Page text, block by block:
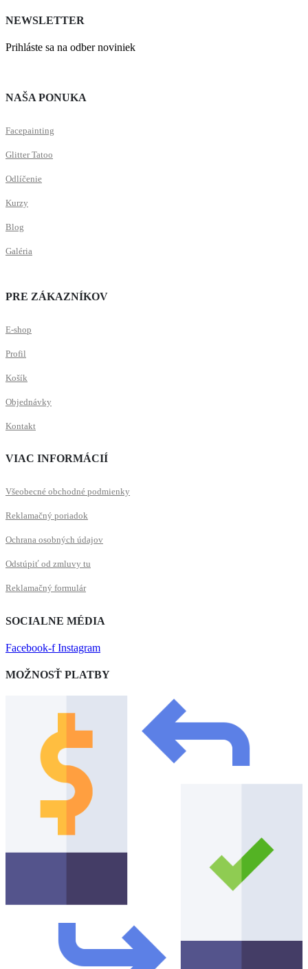
NEWSLETTER
Prihláste sa na odber noviniek
NAŠA PONUKA
Facepainting
Glitter Tatoo
Odlíčenie
Kurzy
Blog
Galéria
PRE ZÁKAZNÍKOV
E-shop
Profil
Košík
Objednávky
Kontakt
VIAC INFORMÁCIÍ
Všeobecné obchodné podmienky
Reklamačný poriadok
Ochrana osobných údajov
Odstúpiť od zmluvy tu
Reklamačný formulár
SOCIALNE MÉDIA
Facebook-f Instagram
MOŽNOSŤ PLATBY